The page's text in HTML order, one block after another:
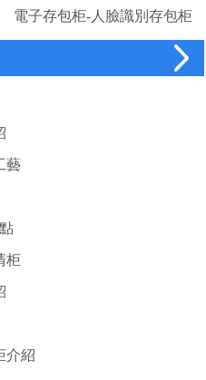
電子存包柜-人臉識別存包柜
藝
柜
介紹